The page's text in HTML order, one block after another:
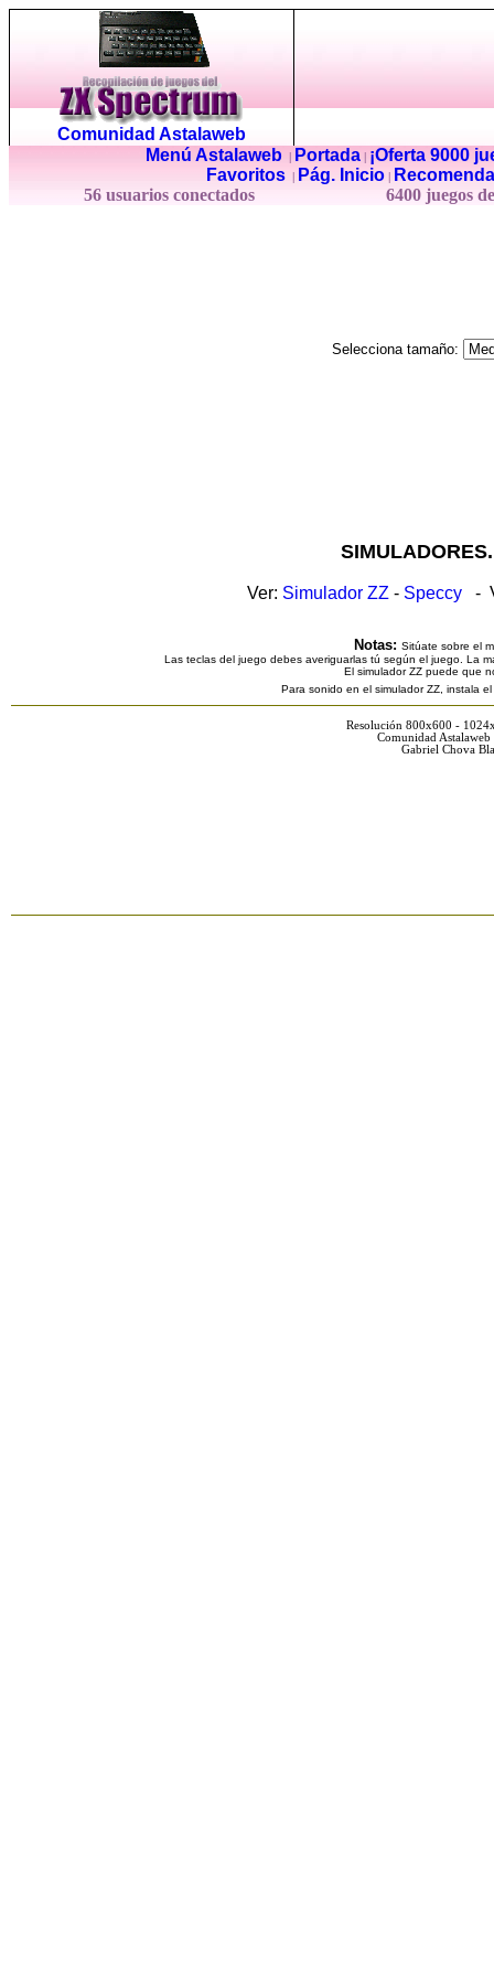
Comunidad Astalaweb
Menú Astalaweb| Portada|
¡Oferta 9000
Favoritos
Pág. Inicio
56 usuarios conectados
6400 juegos
Selecciona tamaño:
Ver: Simulador ZZ - Speccy -
Notas: Sitúate sobre el
Las teclas del juego debes averiguarlas tú según el juego. La
El simulador ZZ puede que
Para sonido en el simulador ZZ, instala
Resolución 800x600 -
Comunidad
Gabriel Chova